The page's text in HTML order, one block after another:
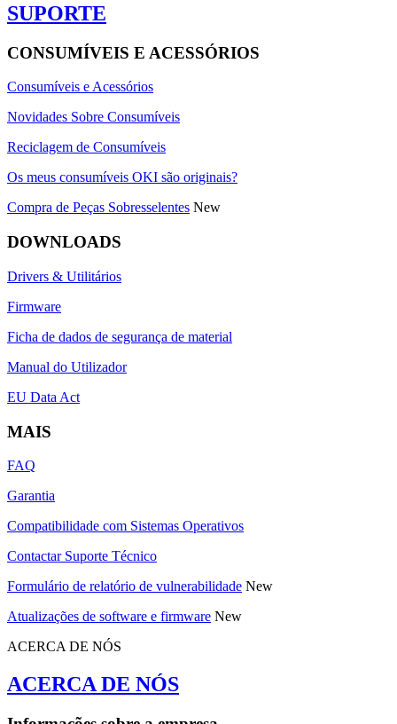
SUPORTE
CONSUMÍVEIS E ACESSÓRIOS
Consumíveis e Acessórios
Novidades Sobre Consumíveis
Reciclagem de Consumíveis
Os meus consumíveis OKI são originais?
Compra de Peças Sobresselentes New
DOWNLOADS
Drivers & Utilitários
Firmware
Ficha de dados de segurança de material
Manual do Utilizador
EU Data Act
MAIS
FAQ
Garantia
Compatibilidade com Sistemas Operativos
Contactar Suporte Técnico
Formulário de relatório de vulnerabilidade New
Atualizações de software e firmware New
ACERCA DE NÓS
ACERCA DE NÓS